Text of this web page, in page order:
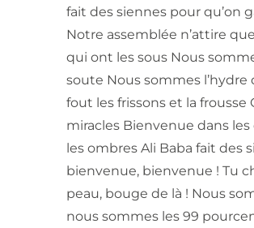
fait des siennes pour qu’on
Notre assemblée n’attire
qui ont les sous Nous
soute Nous sommes l’hydre
fout les frissons et la frousse
miracles Bienvenue dans
les ombres Ali Baba fait des
bienvenue, bienvenue ! Tu
peau, bouge de là ! Nous
nous sommes les 99